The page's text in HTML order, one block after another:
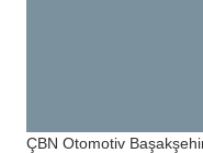
ÇBN Otomotiv